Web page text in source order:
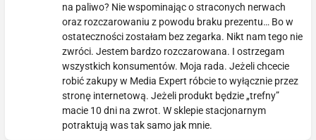
na paliwo? Nie wspominając o straconych nerwach
oraz rozczarowaniu z powodu braku prezentu… Bo w
ostateczności zostałam bez zegarka. Nikt nam tego nie
zwróci. Jestem bardzo rozczarowana. I ostrzegam
wszystkich konsumentów. Moja rada. Jeżeli chcecie
robić zakupy w Media Expert róbcie to wyłącznie przez
stronę internetową. Jeżeli produkt będzie „trefny”
macie 10 dni na zwrot. W sklepie stacjonarnym
potraktują was tak samo jak mnie.